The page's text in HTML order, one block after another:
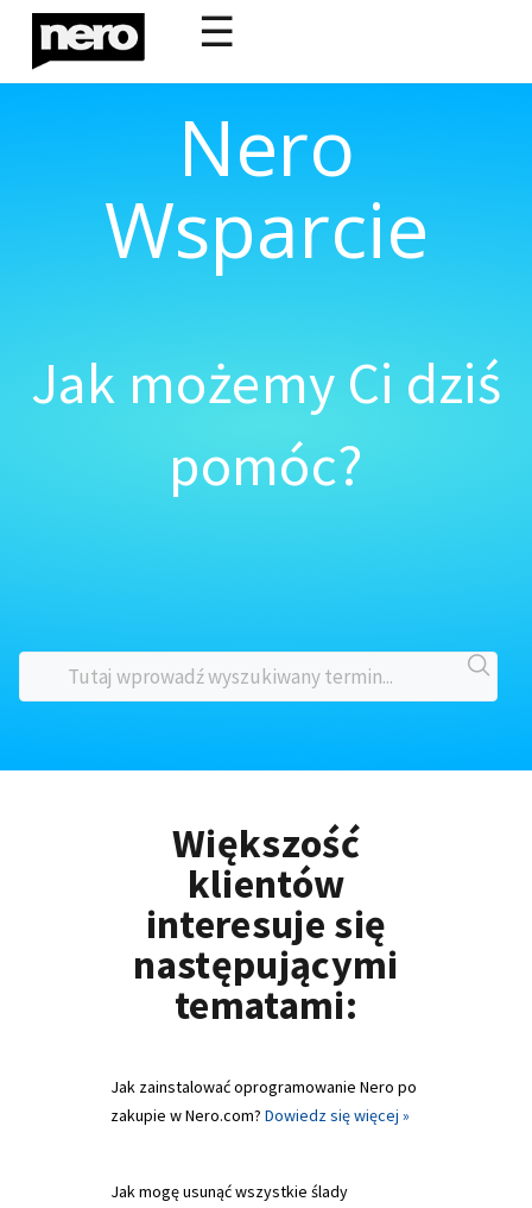
☰
Nero
Wsparcie
Jak możemy Ci dziś
pomóc?
Większość
klientów
interesuje się
następującymi
tematami:
Jak zainstalować oprogramowanie Nero po
zakupie w Nero.com? Dowiedz się więcej »
Jak mogę usunąć wszystkie ślady